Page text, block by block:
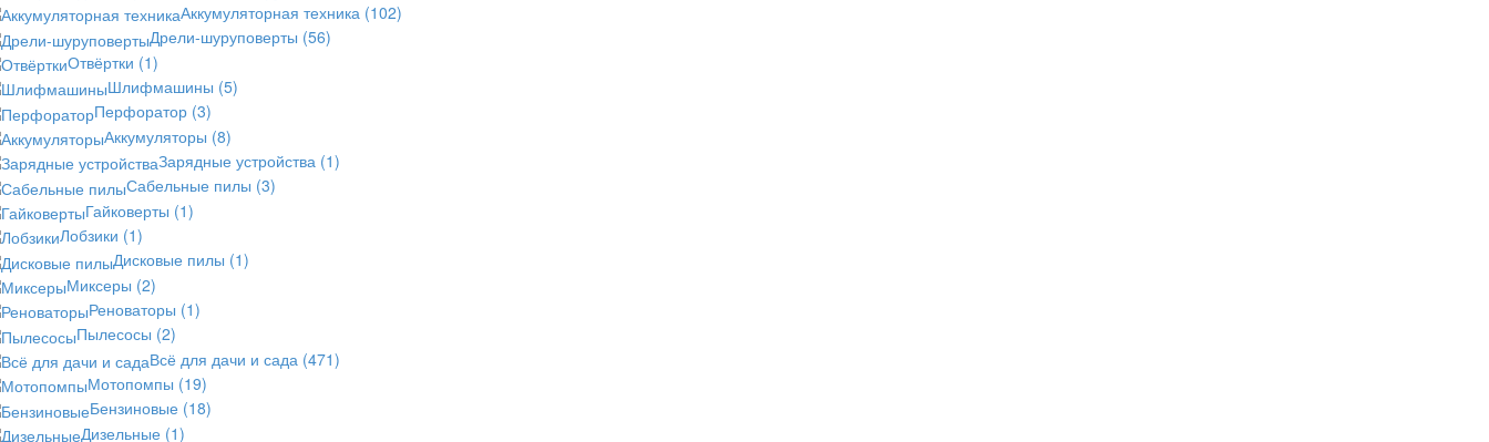
Аккумуляторная техника (102)
Дрели-шуруповерты (56)
Отвёртки (1)
Шлифмашины (5)
Перфоратор (3)
Аккумуляторы (8)
Зарядные устройства (1)
Сабельные пилы (3)
Гайковерты (1)
Лобзики (1)
Дисковые пилы (1)
Миксеры (2)
Реноваторы (1)
Пылесосы (2)
Всё для дачи и сада (471)
Мотопомпы (19)
Бензиновые (18)
Дизельные (1)